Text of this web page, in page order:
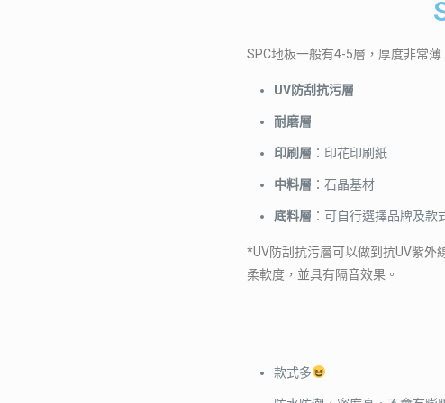
SPC地板一般有4-5層，厚度非常薄
UV防刮抗污層
耐磨層
印刷層 ：印花印刷紙
中料層 ：石晶基材
底料層 ：可自行選擇品牌及款
*UV防刮抗污層可以做到抗UV紫外
柔軟度，並具有隔音效果。
款式多